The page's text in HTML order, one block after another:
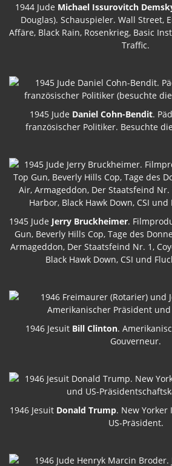
1944 Jude Michael Issurovitch
Douglas). Schauspieler. Wall Street,
Affäre, Black Rain, Rosenkrieg, Basic
Traffic.
1945 Jude Daniel Cohn-Bendit.
französischer Politiker. Besuchte
1945 Jude Jerry Bruckheimer.
Gun, Beverly Hills Cop, Tage des
Armageddon, Der Staatsfeind Nr. 1,
Black Hawk Down, CSI und
1946 Jesuit Bill Clinton.
Gouverneur.
1946 Jesuit Donald Trump. New
US-Präsident.